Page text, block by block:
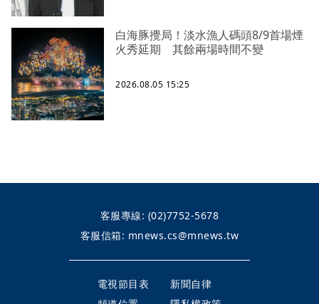
白海豚攪局！淡水漁人碼頭8/9首場煙
火秀延期 其餘兩場時間不變
2026.08.05 15:25
客服專線: (02)7752-5678
客服信箱: mnews.cs@mnews.tw
電視節目表
新聞自律